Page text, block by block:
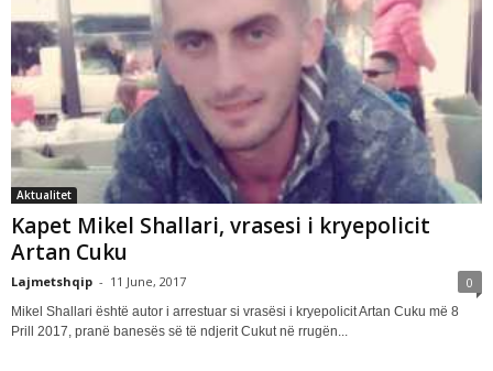
Aktualitet
Kapet Mikel Shallari, vrasesi i kryepolicit
Artan Cuku
Lajmetshqip - 11 June, 2017 0
Mikel Shallari është autor i arrestuar si vrasësi i kryepolicit Artan Cuku më 8
Prill 2017, pranë banesës së të ndjerit Cukut në rrugën...